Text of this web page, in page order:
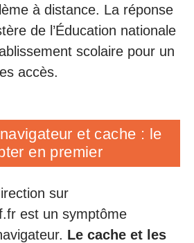
à distance. La réponse
de l’Éducation nationale
scolaire pour un
accès.
et cache : le
en premier
sur
est un symptôme
Le cache et les